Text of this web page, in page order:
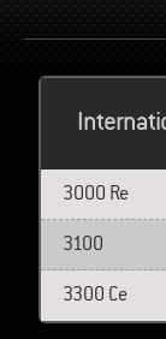
3000 Re
3100
3300 Ce